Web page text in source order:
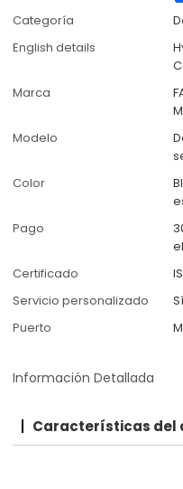
Categoría
English details
Marca
Modelo
Color
Pago
Certificado
Servicio personalizado
Sí
Puerto
Información Detallada
Características del